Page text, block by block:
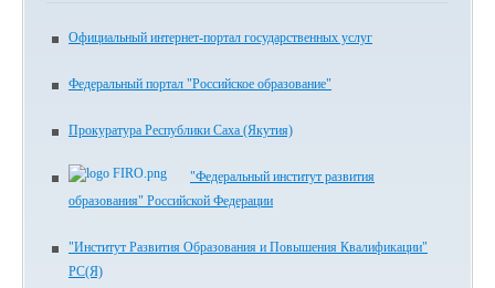
Официальный интернет-портал государственных услуг
Федеральный портал "Российское образование"
Прокуратура Республики Саха (Якутия)
"Федеральный институт развития
образования" Российской Федерации
"Институт Развития Образования и Повышения Квалификации"
РС(Я)